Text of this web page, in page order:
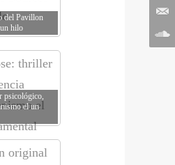
del Pavillon
hilo
psicológico,
el un